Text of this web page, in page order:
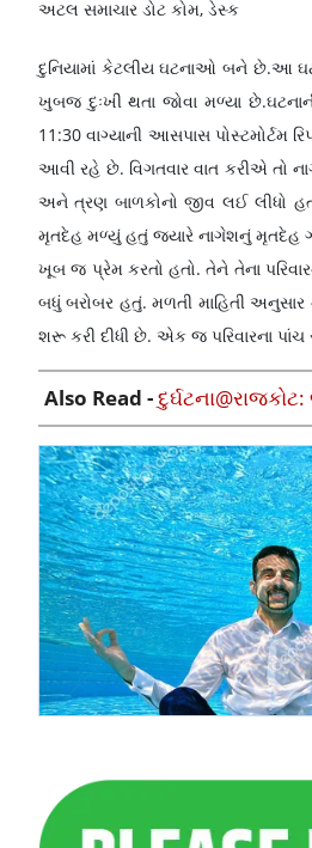
અટલ સમાચાર ડોટ કોમ, ડેસ્ક
દુનિયામાં કેટલીય ઘટનાઓ બને છે.આ
ખુબજ દુઃખી થતા જોવા મળ્યા
11:30 વાગ્યાની આસપાસ પોસ્ટમોર્ટમ
આવી રહે છે. વિગતવાર વાત કરીએ તો
અને ત્રણ બાળકોનો જીવ લઈ લીધો
મૃતદેહ મળ્યું હતું જ્યારે નાગેશનું મૃતદેહ
ખૂબ જ પ્રેમ કરતો હતો. તેને તેના
બધું બરોબર હતું. મળતી માહિતી
શરૂ કરી દીધી છે. એક જ પરિવારના
Also Read -